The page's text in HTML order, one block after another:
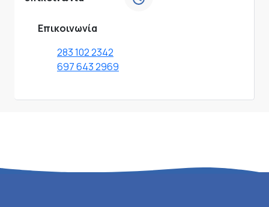
Επικοινωνία
283 102 2342
697 643 2969